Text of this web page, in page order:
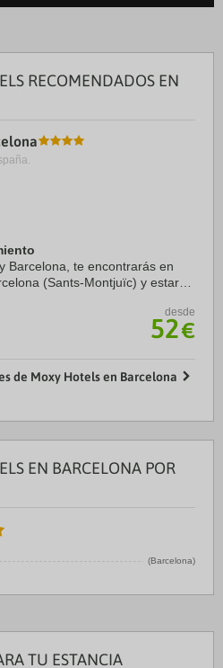
RECOMENDADOS EN
Barcelona, te encontrarás en
(Sants-Montjuïc) y estarás
hotel ...
desde
52€
de Moxy Hotels en Barcelona
EN BARCELONA POR
(Barcelona)
TU ESTANCIA